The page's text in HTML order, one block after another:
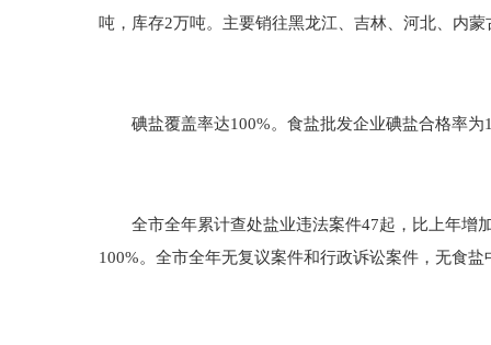
吨，库存2万吨。主要销往黑龙江、吉林、河北、内
碘盐覆盖率达100%。食盐批发企业碘盐合格率为
全市全年累计查处盐业违法案件47起，比上年增加
100%。全市全年无复议案件和行政诉讼案件，无食